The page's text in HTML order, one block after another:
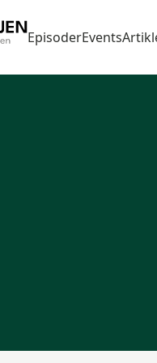
EpisoderEvents